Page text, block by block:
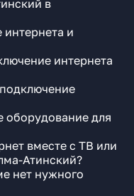
в
интернета и
интернета
оборудование для
вместе с ТВ или
Атинский?
нет нужного